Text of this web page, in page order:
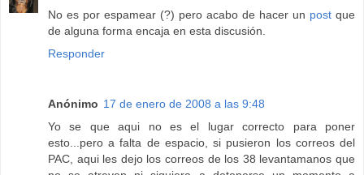
No es por espamear (?) pero acabo de hacer un post que
de alguna forma encaja en esta discusión.
Responder
Anónimo 17 de enero de 2008 a las 9:48
Yo se que aqui no es el lugar correcto para poner
esto...pero a falta de espacio, si pusieron los correos del
PAC, aqui les dejo los correos de los 38 levantamanos que